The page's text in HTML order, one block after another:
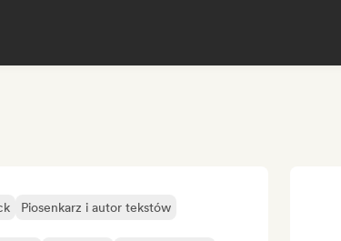
Piosenkarz i autor tekstów